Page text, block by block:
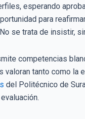
esperando
para
se trata de insistir,
competencias
tanto como
del Politécnico de